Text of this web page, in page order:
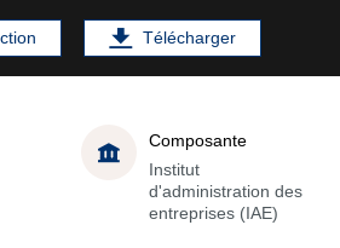
Télécharger
Composante
Institut
d'administration des
entreprises (IAE)